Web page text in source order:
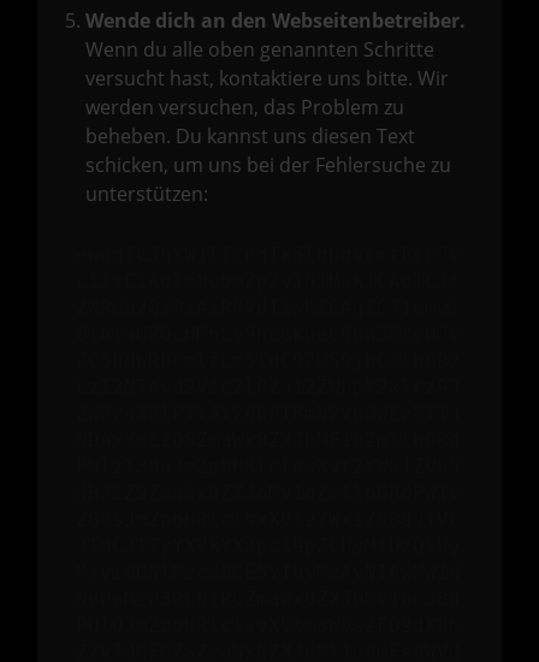
Wende dich an den Webseitenbetreiber.
Wenn du alle oben genannten Schritte
versucht hast, kontaktiere uns bitte. Wir
werden versuchen, das Problem zu
beheben. Du kannst uns diesen Text
schicken, um uns bei der Fehlersuche zu
unterstützen: